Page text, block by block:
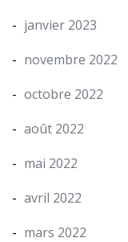
janvier 2023
novembre 2022
octobre 2022
août 2022
mai 2022
avril 2022
mars 2022